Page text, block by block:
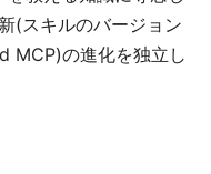
(スキルのバージョン
MCP)の進化を独立し